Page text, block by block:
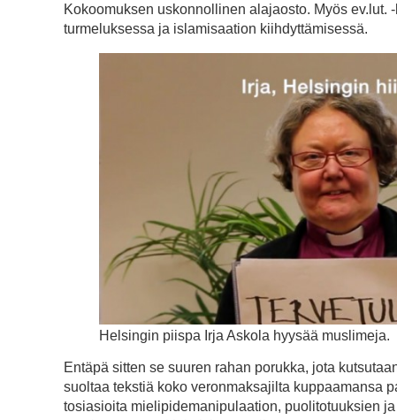
Kokoomuksen uskonnollinen alajaosto. Myös
turmeluksessa ja islamisaation kiihdyttämisessä.
Helsingin piispa Irja Askola hyysää muslimeja.
Entäpä sitten se suuren rahan porukka, jota
suoltaa tekstiä koko veronmaksajilta kuppaamansa
tosiasioita mielipidemanipulaation, puolitotuuksien